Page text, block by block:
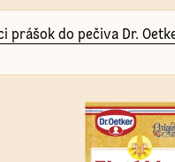
prášok do pečiva Dr.